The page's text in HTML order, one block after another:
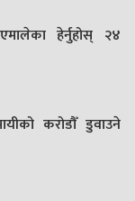
हेर्नुहोस् २४
करोडौँ डुवाउने